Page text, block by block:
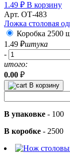
1.49 ₽ В корзину
Арт. ОТ-483
Ложка столовая
Коробка 2500
1.49 ₽штука
-
итого:
0.00 ₽
В корзину
В упаковке - 100
В коробке - 2500